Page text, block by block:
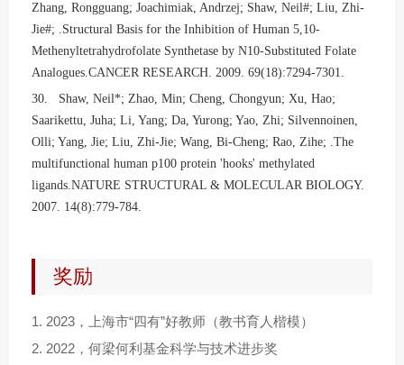
Zhang, Rongguang; Joachimiak, Andrzej; Shaw, Neil#; Liu, Zhi-
Jie#; .Structural Basis for the Inhibition of Human 5,10-
Methenyltetrahydrofolate Synthetase by N10-Substituted Folate
Analogues.CANCER RESEARCH. 2009. 69(18):7294-7301.
30. Shaw, Neil*; Zhao, Min; Cheng, Chongyun; Xu, Hao;
Saarikettu, Juha; Li, Yang; Da, Yurong; Yao, Zhi; Silvennoinen,
Olli; Yang, Jie; Liu, Zhi-Jie; Wang, Bi-Cheng; Rao, Zihe; .The
multifunctional human p100 protein 'hooks' methylated
ligands.NATURE STRUCTURAL & MOLECULAR BIOLOGY.
2007. 14(8):779-784.
奖励
1. 2023，上海市“四有”好教师（教书育人楷模）
2. 2022，何梁何利基金科学与技术进步奖